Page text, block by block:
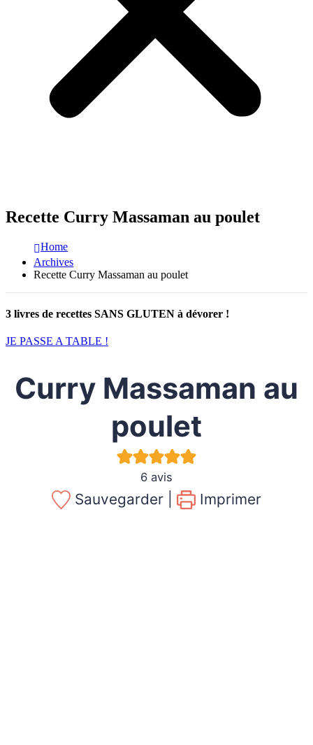
Recette Curry Massaman au poulet
Home
Archives
Recette Curry Massaman au poulet
3 livres de recettes SANS GLUTEN à dévorer !
JE PASSE A TABLE !
Curry Massaman au
poulet
6 avis
Sauvegarder | Imprimer